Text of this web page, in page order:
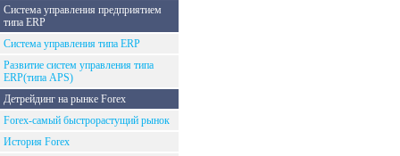
Система управления предприятием
типа ERP
Система управления типа ERP
Развитие систем управления типа
ERP(типа APS)
Детрейдинг на рынке Forex
Forex-самый быстрорастущий рынок
История Forex